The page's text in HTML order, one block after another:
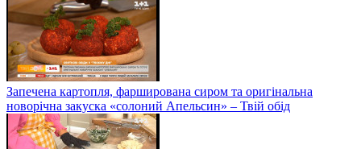
Запечена картопля, фарширована сиром та оригінальна
новорічна закуска «солоний Апельсин» – Твій обід